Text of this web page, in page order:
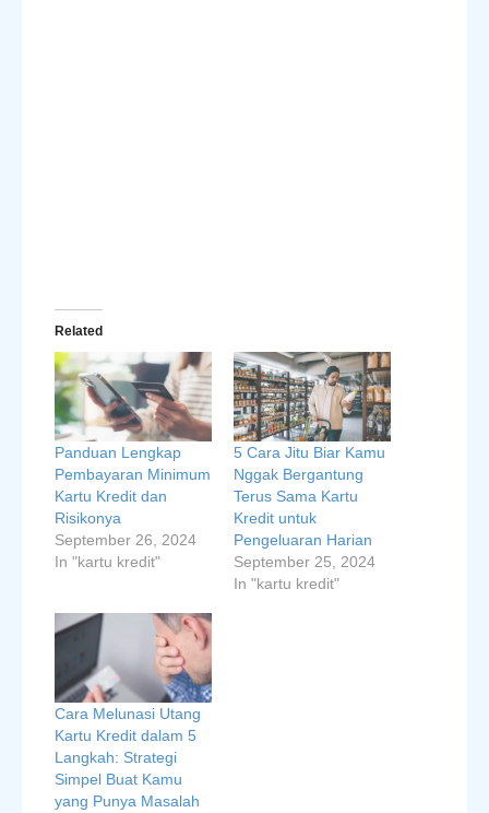
Related
Panduan Lengkap
Pembayaran Minimum
Kartu Kredit dan
Risikonya
September 26, 2024
In "kartu kredit"
5 Cara Jitu Biar Kamu
Nggak Bergantung
Terus Sama Kartu
Kredit untuk
Pengeluaran Harian
September 25, 2024
In "kartu kredit"
Cara Melunasi Utang
Kartu Kredit dalam 5
Langkah: Strategi
Simpel Buat Kamu
yang Punya Masalah